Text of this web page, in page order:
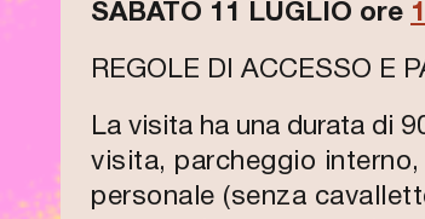
SABATO 11 LUGLIO ore
REGOLE DI ACCESSO E
La visita ha una durata di
visita, parcheggio
personale (senza